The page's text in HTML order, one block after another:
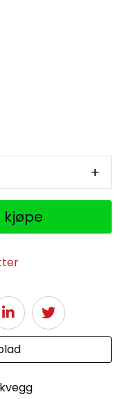
+
kjøpe